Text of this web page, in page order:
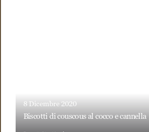
8 Dicembre 2020
biscotti di couscous al cocco e cannella